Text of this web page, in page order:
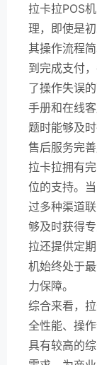
拉卡拉POS
理，即使是
其操作流程
到完成支付
了操作失误
手册和在线
题时能够及时
售后服务完
拉卡拉拥有
位的支持。
过多种渠道
够及时获得
拉还提供定
机始终处于
力保障。
综合来看，
全性能、操
具有较高的